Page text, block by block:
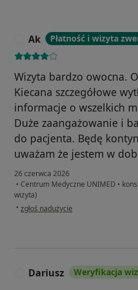
Ak Płatność i wizyta
Wizyta bardzo owocna.
Kiecana szczegółowe
informacje o wszelkich
Duże zaangażowanie i
do pacjenta. Będę
uważam że jestem w
26 czerwca 2026
• Centrum Medyczne UNIMED •
wizyta)
• w opinii użytkownika Ak
zgłoś nadużycie
Dariusz Weryfikacja